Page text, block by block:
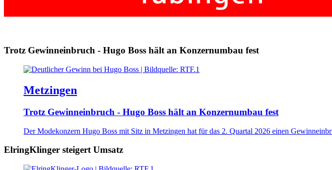
Trotz Gewinneinbruch - Hugo Boss hält an Konzernumbau fest
Metzingen
Trotz Gewinneinbruch - Hugo Boss hält an Konzernumbau fest
Der Modekonzern Hugo Boss mit Sitz in Metzingen hat für das 2. Quartal 2026 einen
ElringKlinger steigert Umsatz